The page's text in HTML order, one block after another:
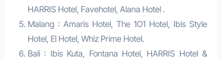
HARRIS Hotel, Favehotel, Alana Hotel .
Malang : Amaris Hotel, The 1O1 Hotel, Ibis Style
Hotel, El Hotel, Whiz Prime Hotel.
Bali : Ibis Kuta, Fontana Hotel, HARRIS Hotel &